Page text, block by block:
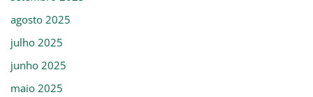
agosto 2025
julho 2025
junho 2025
maio 2025